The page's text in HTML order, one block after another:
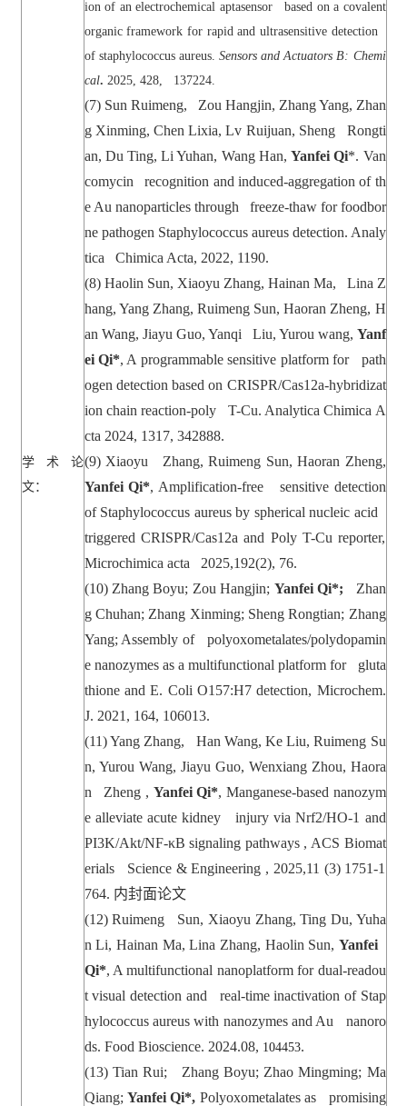
学术论
文：
ion of an electrochemical aptasensor based on a covalent
organic framework for rapid and ultrasensitive detection
of staphylococcus aureus. Sensors and Actuators B: Chemi
cal. 2025, 428, 137224.
(7) Sun Ruimeng, Zou Hangjin, Zhang Yang, Zhan
g Xinming, Chen Lixia, Lv Ruijuan, Sheng Rongti
an, Du Ting, Li Yuhan, Wang Han,Yanfei Qi*. Van
comycin recognition and induced-aggregation of th
e Au nanoparticles through freeze-thaw for foodbor
ne pathogen Staphylococcus aureus detection. Analy
tica Chimica Acta, 2022, 1190.
(8) Haolin Sun, Xiaoyu Zhang, Hainan Ma, Lina Z
hang, Yang Zhang, Ruimeng Sun, Haoran Zheng, H
an Wang, Jiayu Guo, Yanqi Liu, Yurou wang, Yanf
ei Qi*, A programmable sensitive platform for path
ogen detection based on CRISPR/Cas12a-hybridizat
ion chain reaction-poly T-Cu. Analytica Chimica A
cta 2024, 1317, 342888.
(9) Xiaoyu Zhang, Ruimeng Sun, Haoran Zheng,
Yanfei Qi*, Amplification-free sensitive detection
of Staphylococcus aureus by spherical nucleic acid
triggered CRISPR/Cas12a and Poly T-Cu reporter,
Microchimica acta 2025,192(2), 76.
(10) Zhang Boyu; Zou Hangjin; Yanfei Qi*; Zhan
g Chuhan; Zhang Xinming; Sheng Rongtian; Zhang
Yang; Assembly of polyoxometalates/polydopamin
e nanozymes as a multifunctional platform for gluta
thione and E. Coli O157:H7 detection, Microchem.
J. 2021, 164, 106013.
(11) Yang Zhang, Han Wang, Ke Liu, Ruimeng Su
n, Yurou Wang, Jiayu Guo, Wenxiang Zhou, Haora
n Zheng , Yanfei Qi*, Manganese-based nanozym
e alleviate acute kidney injury via Nrf2/HO-1 and
PI3K/Akt/NF-κB signaling pathways , ACS Biomat
erials Science & Engineering , 2025,11 (3) 1751-1
764. 内封面论文
(12) Ruimeng Sun, Xiaoyu Zhang, Ting Du, Yuha
n Li, Hainan Ma, Lina Zhang, Haolin Sun, Yanfei
Qi*, A multifunctional nanoplatform for dual-readou
t visual detection and real-time inactivation of Stap
hylococcus aureus with nanozymes and Au nanoro
ds. Food Bioscience. 2024.08, 104453.
(13) Tian Rui; Zhang Boyu; Zhao Mingming; Ma
Qiang; Yanfei Qi*, Polyoxometalates as promising